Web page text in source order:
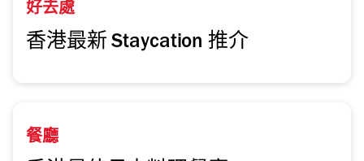
好去處
香港最新 Staycation 推介
餐廳